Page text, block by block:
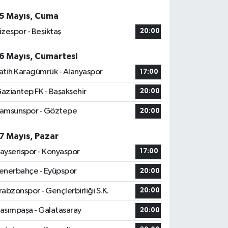
Mayıs, Cuma
- Beşiktaş
20:00
Mayıs, Cumartesi
Karagümrük - Alanyaspor
17:00
FK - Başakşehir 20:00
- Göztepe 20:00
Mayıs, Pazar
- Konyaspor
17:00
- Eyüpspor 20:00
- Gençlerbirliği S.K. 20:00
- Galatasaray 20:00